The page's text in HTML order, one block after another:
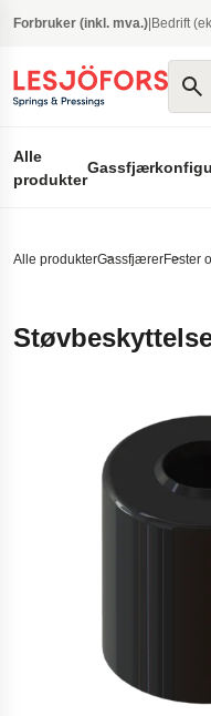
Forbruker (inkl. mva.) Bedrift
Søk
Alle
produkter
Alle produkterGassfjærerFester